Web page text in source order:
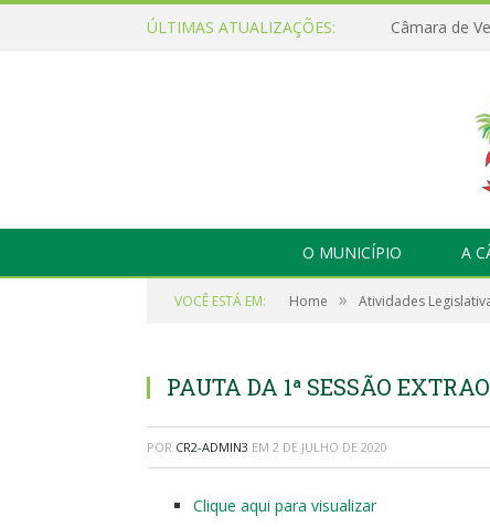
ÚLTIMAS ATUALIZAÇÕES:
O MUNICÍPIO A
VOCÊ ESTÁ EM: Home » Atividades
PAUTA DA 1ª SESSÃO
POR CR2-ADMIN3 EM 2 DE JULHO DE 2020
Clique aqui para visualizar